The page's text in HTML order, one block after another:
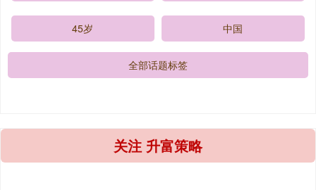
45岁 中国
全部话题标签
关注 升富策略